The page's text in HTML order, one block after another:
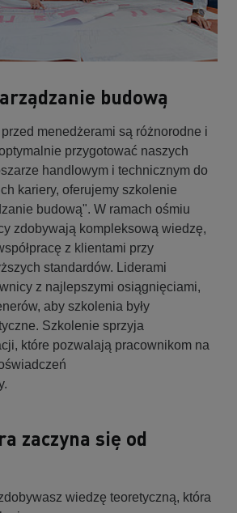
budową
menedżerami są różnorodne i
przygotować naszych
handlowym i technicznym do
kariery, oferujemy szkolenie
budową". W ramach ośmiu
zdobywają kompleksową wiedzę,
z klientami przy
standardów. Liderami
z najlepszymi osiągnięciami,
aby szkolenia były
Szkolenie sprzyja
które pozwalają pracownikom na
zaczyna się od
wiedzę teoretyczną, która